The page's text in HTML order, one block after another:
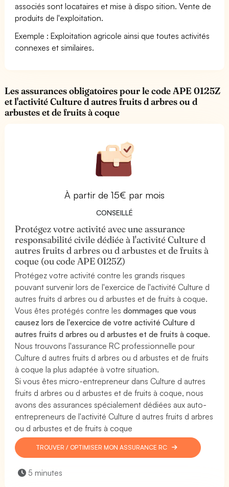
associés sont locataires et mise à dispo sition. Vente de
produits de l'exploitation.
Exemple : Exploitation agricole ainsi que toutes activités
connexes et similaires.
Les assurances obligatoires pour le code APE 0125Z
et l'activité Culture d autres fruits d arbres ou d
arbustes et de fruits à coque
À partir de 15€ par mois
CONSEILLÉ
Protégez votre activité avec une assurance
responsabilité civile dédiée à l'activité Culture d
autres fruits d arbres ou d arbustes et de fruits à
coque (ou code APE 0125Z)
Protégez votre activité contre les grands risques
pouvant survenir lors de l'exercice de l'activité Culture d
autres fruits d arbres ou d arbustes et de fruits à coque.
Vous êtes protégés contre lesdommages que vous
causez lors de l'exercice de votre activité Culture d
autres fruits d arbres ou d arbustes et de fruits à coque.
Nous trouvons l'assurance RC professionnelle pour
Culture d autres fruits d arbres ou d arbustes et de fruits
à coque la plus adaptée à votre situation.
Si vous êtes micro-entrepreneur dans Culture d autres
fruits d arbres ou d arbustes et de fruits à coque, nous
avons des assurances spécialement dédiées aux auto-
entrepreneurs de l'activité Culture d autres fruits d arbres
ou d arbustes et de fruits à coque
TROUVER / OPTIMISER MON ASSURANCE RC
5 minutes